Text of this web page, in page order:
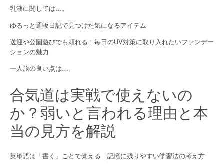
a
t
i
o
乳液に関しては…。
ゆるっと通販日記で見つけた気になるアイテム
送迎や公園遊びでも頼れる！毎日のUV対策に取り入れたいファンデー
ションの魅力
一人旅の良い点は…。
合気道は実戦で使えないの
か？弱いと言われる理由と本
当の見方を解説
英単語は「書く」ことで覚える｜記憶に残りやすい学習法の考え方